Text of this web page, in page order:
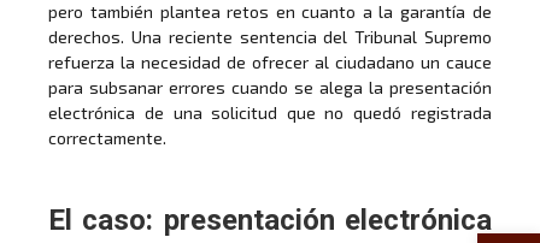
pero también plantea retos en cuanto a la garantía de
derechos. Una reciente sentencia del Tribunal Supremo
refuerza la necesidad de ofrecer al ciudadano un cauce
para subsanar errores cuando se alega la presentación
electrónica de una solicitud que no quedó registrada
correctamente.
El caso: presentación electrónica